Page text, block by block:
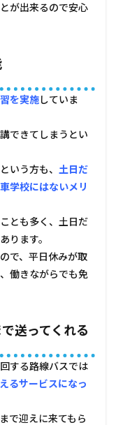
が出来るので安心
を実施していま
できてしまうとい
いう方も、 土日だ
学校にはないメリ
とも多く、土日だ
ります。
で、平日休みが取
働きながらでも免
送ってくれる
する路線バスでは
るサービスになっ
で迎えに来てもら